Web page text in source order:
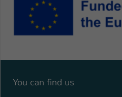
You can find us